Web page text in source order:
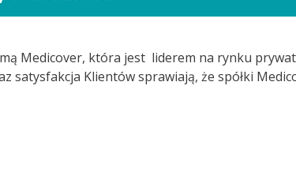
Medicover, która jest liderem na rynku
satysfakcja Klientów sprawiają, że spółki